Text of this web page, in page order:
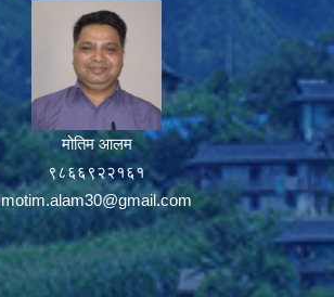
मोतिम आलम
९८६६९२२१६१
motim.alam30@gmail.com